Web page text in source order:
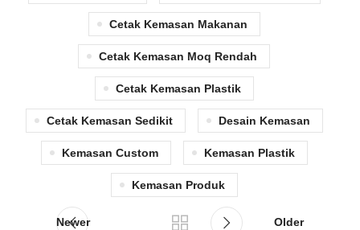
Cetak Kemasan Makanan
Cetak Kemasan Moq Rendah
Cetak Kemasan Plastik
Cetak Kemasan Sedikit Desain Kemasan
Kemasan Custom Kemasan Plastik
Kemasan Produk
Newer Older